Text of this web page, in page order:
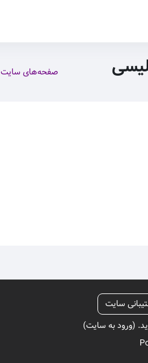
صفحه‌های سایت
سایت
(ورود به سایت)